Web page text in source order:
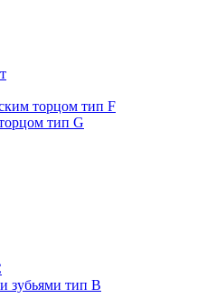
торцом тип F
тип G
зубьями тип B